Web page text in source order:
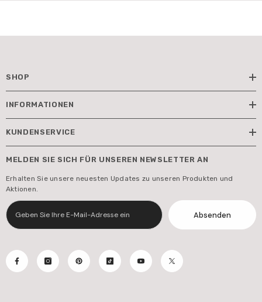
SHOP
INFORMATIONEN
KUNDENSERVICE
MELDEN SIE SICH FÜR UNSEREN NEWSLETTER AN
Erhalten Sie unsere neuesten Updates zu unseren Produkten und
Aktionen.
Absenden